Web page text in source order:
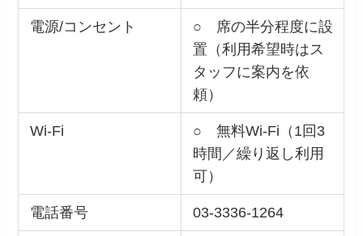
電源/コンセント
○ 席の半分程度に設
置（利用希望時はス
タッフに案内を依
頼）
Wi-Fi
○ 無料Wi-Fi（1回3
時間／繰り返し利用
可）
電話番号 03-3336-1264